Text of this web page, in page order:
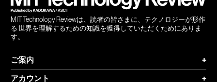
MIT Technology Reviewは、読者の皆さまに、テクノロジーが形作
る 世界を理解するための知識を獲得していただくためにありま
す。
ご案内
+
アカウント
+